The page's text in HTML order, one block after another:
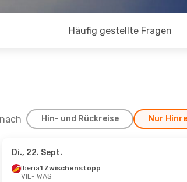
Häufig gestellte Fragen
Hin- und Rückreise Nur
- Mo., 5. Okt.
Di., 22. Sept.
Iberia1 Zwischenstopp
VIE- WAS